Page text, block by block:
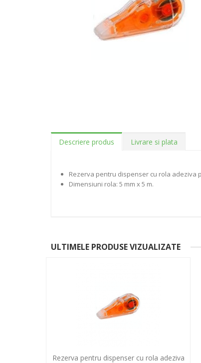
Descriere produs Livrare si plata
Rezerva pentru dispenser cu rola adeziva
Dimensiuni rola: 5 mm x 5 m.
ULTIMELE PRODUSE VIZUALIZATE
Rezerva pentru dispenser cu rola adeziva